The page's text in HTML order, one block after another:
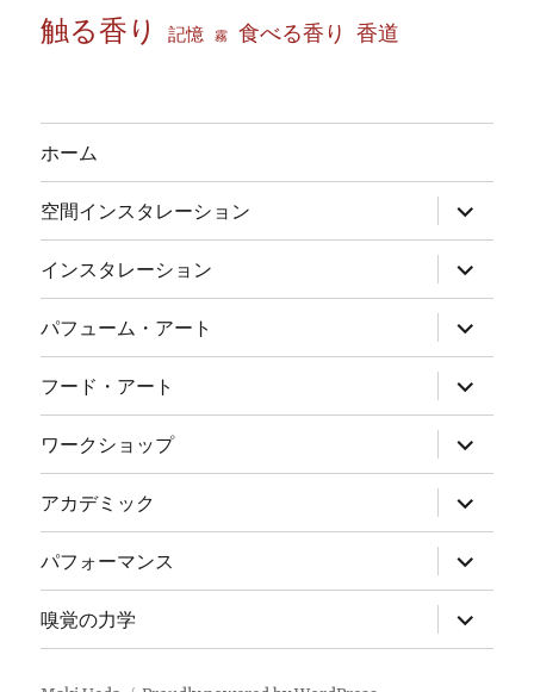
触る香り 記憶 霧 食べる香り 香道
ホーム
空間インスタレーション
サ
ブ
メ
ニ
ュ
ー
を
展
開
インスタレーション
サ
ブ
メ
ニ
ュ
ー
を
展
開
パフューム・アート
サ
ブ
メ
ニ
ュ
ー
を
展
開
フード・アート
サ
ブ
メ
ニ
ュ
ー
を
展
開
ワークショップ
サ
ブ
メ
ニ
ュ
ー
を
展
開
アカデミック
サ
ブ
メ
ニ
ュ
ー
を
展
開
パフォーマンス
サ
ブ
メ
ニ
ュ
ー
嗅覚の力学
サ
ブ
メ